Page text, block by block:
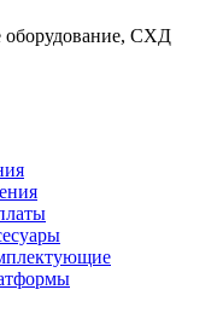
оборудование, СХД